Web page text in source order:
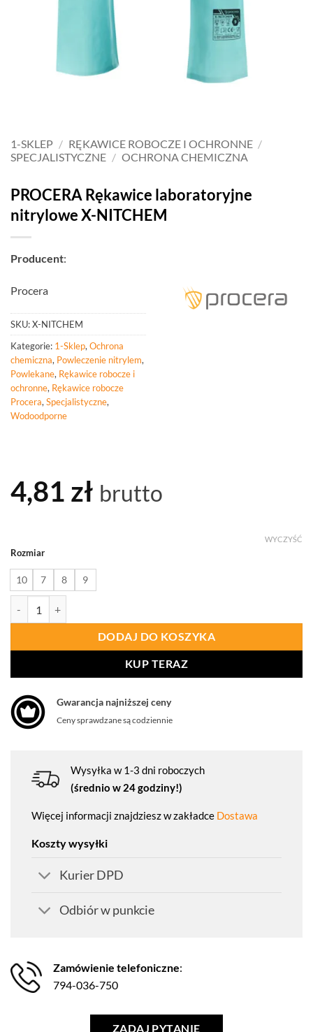
1-SKLEP / RĘKAWICE ROBOCZE I OCHRONNE /
SPECJALISTYCZNE / OCHRONA CHEMICZNA
PROCERA Rękawice laboratoryjne
nitrylowe X-NITCHEM
Producent:
Procera
SKU:X-NITCHEM
Kategorie: 1-Sklep,Ochrona
chemiczna, Powleczenie nitrylem,
Powlekane, Rękawice robocze i
ochronne, Rękawice robocze
Procera,Specjalistyczne,
Wodoodporne
4,81 zł brutto
Rozmiar
10 7 8 9
WYCZYŚĆ
DODAJ DO KOSZYKA
KUP TERAZ
Gwarancja najniższej ceny
Ceny sprawdzane są codziennie
Wysyłka w 1-3 dni roboczych
(średnio w 24 godziny!)
Więcej informacji znajdziesz w zakładce Dostawa
Koszty wysyłki
Kurier DPD
Odbiór w punkcie
Zamówienie telefoniczne:
794-036-750
ZADAJ PYTANIE